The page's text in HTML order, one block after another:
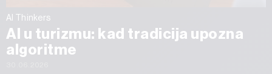
AI Thinkers
AI u turizmu: kad tradicija upozna
algoritme